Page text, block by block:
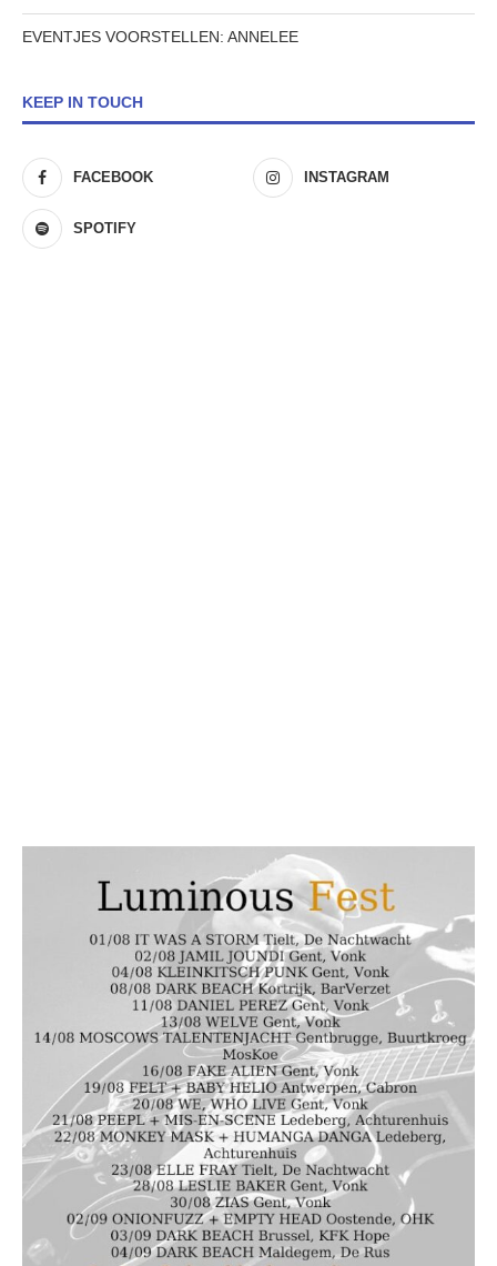
EVENTJES VOORSTELLEN: ANNELEE
KEEP IN TOUCH
FACEBOOK INSTAGRAM
SPOTIFY